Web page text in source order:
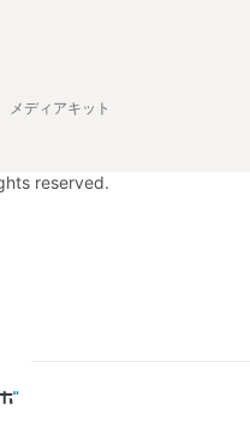
メディアキット
reserved.